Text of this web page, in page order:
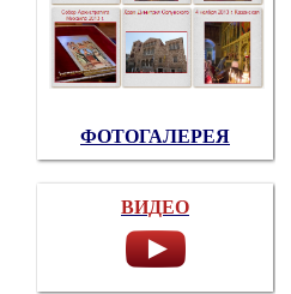
ФОТОГАЛЕРЕЯ
ВИДЕО